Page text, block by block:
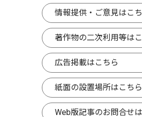
情報提供・ご意見はこ
著作物の二次利用等は
広告掲載はこちら
紙面の設置場所はこちら
Web版記事のお問合せ